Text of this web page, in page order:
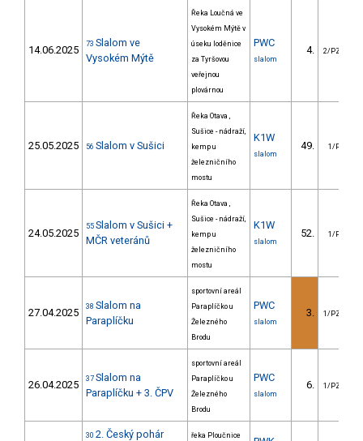
14.06.2025 73 Slalom ve
Vysokém Mýtě
Řeka Loučná ve
Vysokém Mýtě v
úseku loděnice
za Tyršovou
veřejnou
plovárnou
PWC
slalom
4. 2/PZZ
25.05.2025 56 Slalom v Sušici
Řeka Otava ,
Sušice - nádraží,
kemp u
železničního
mostu
K1W
slalom
49. 1/PZ
24.05.2025
55 Slalom v Sušici +
MČR veteránů
Řeka Otava ,
Sušice - nádraží,
kemp u
železničního
mostu
K1W
slalom
52. 1/PZ
27.04.2025 38 Slalom na
Paraplíčku
sportovní areál
Paraplíčko u
Železného
Brodu
PWC
slalom
3. 1/PZZ
26.04.2025 37 Slalom na
Paraplíčku + 3. ČPV
sportovní areál
Paraplíčko u
Železného
Brodu
PWC
slalom
6. 1/PZZ
30 2. Český pohár
řeka Ploučnice